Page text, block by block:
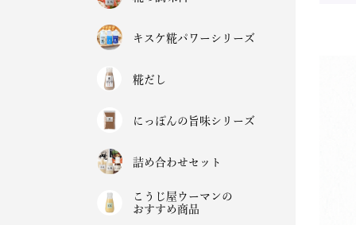
キスケ糀パワーシリーズ
糀だし
にっぽんの旨味シリーズ
詰め合わせセット
こうじ屋ウーマンの
おすすめ商品